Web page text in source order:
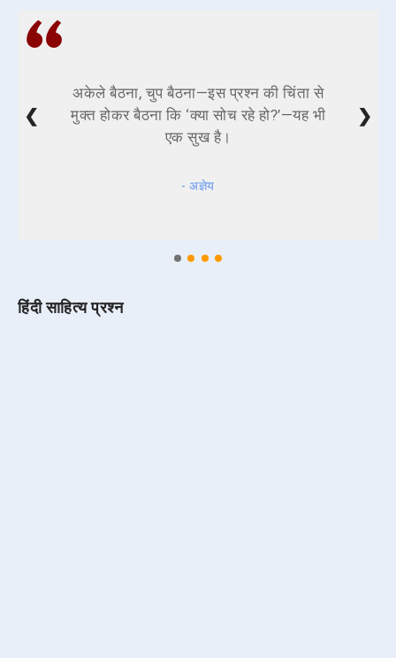
अकेले बैठना, चुप बैठना—इस प्रश्न की चिंता से
मुक्त होकर बैठना कि ‘क्या सोच रहे हो?’—यह भी
एक सुख है।
- अज्ञेय
❮ ❯
हिंदी साहित्य प्रश्न